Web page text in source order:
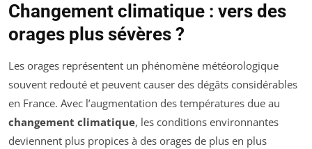
Changement climatique : vers des
orages plus sévères ?
Les orages représentent un phénomène météorologique
souvent redouté et peuvent causer des dégâts considérables
en France. Avec l’augmentation des températures due au
changement climatique, les conditions environnantes
deviennent plus propices à des orages de plus en plus